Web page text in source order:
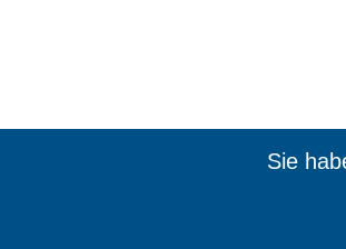
Sie